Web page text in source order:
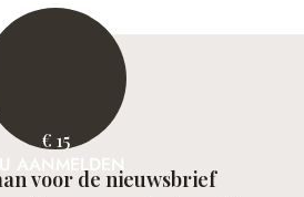
€ 15
AANMELDEN
voor de nieuwsbrief